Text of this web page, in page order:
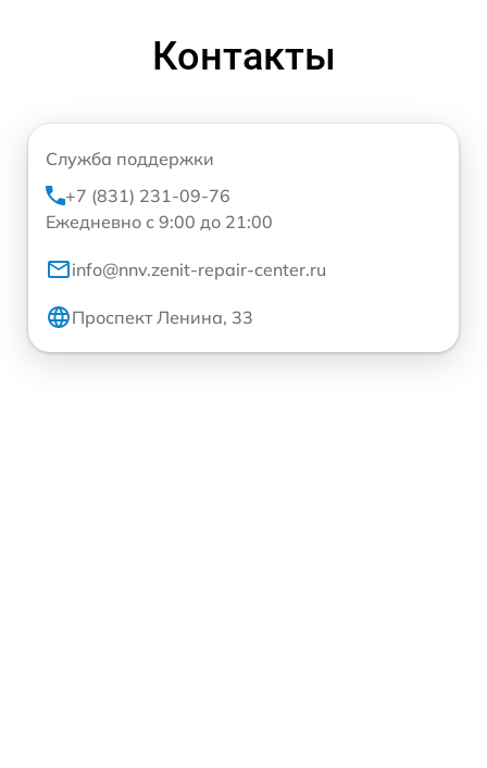
Контакты
Служба поддержки
+7 (831) 231-09-76
Ежедневно с 9:00 до 21:00
info@nnv.zenit-repair-center.ru
Проспект Ленина, 33